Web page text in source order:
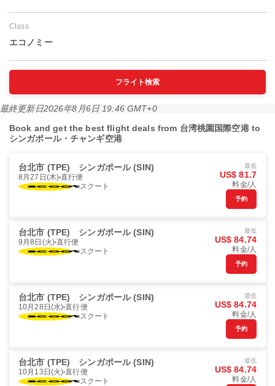
Class
エコノミー
フライト検索
最終更新日2026年8月6日 19:46 GMT+0
Book and get the best flight deals from 台湾桃園国際空港 to
シンガポール・チャンギ空港
台北市 (TPE) シンガポール (SIN)
8月27日(木) 直行便
スクート
最低
US$ 81.7
料金/人
予約
台北市 (TPE) シンガポール (SIN)
9月8日(火) 直行便
スクート
最低
US$ 84.74
料金/人
予約
台北市 (TPE) シンガポール (SIN)
10月28日(水) 直行便
スクート
最低
US$ 84.74
料金/人
予約
台北市 (TPE) シンガポール (SIN)
10月13日(火) 直行便
スクート
最低
US$ 84.74
料金/人